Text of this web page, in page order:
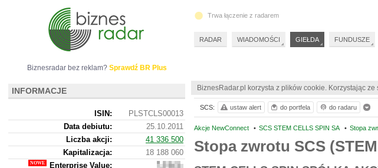
BiznesRadar.pl korzysta z plików cookie. Korzystając
Akcje NewConnect • SCS STEM CELLS SPIN SA • Stopa
Stopa zwrotu SCS
SCS: ustaw alert do portfela do radaru
Biznesradar bez reklam? Sprawdź BR Plus
INFORMACJE
ISIN:
PLSTCLS00013
Data debiutu:
25.10.2011
Liczba akcji:
41 336 500
Kapitalizacja:
18 188 060
Enterprise Value:
18
Trwa łączenie z radarem
RADAR WIADOMOŚCI GIEŁDA FUNDUSZE